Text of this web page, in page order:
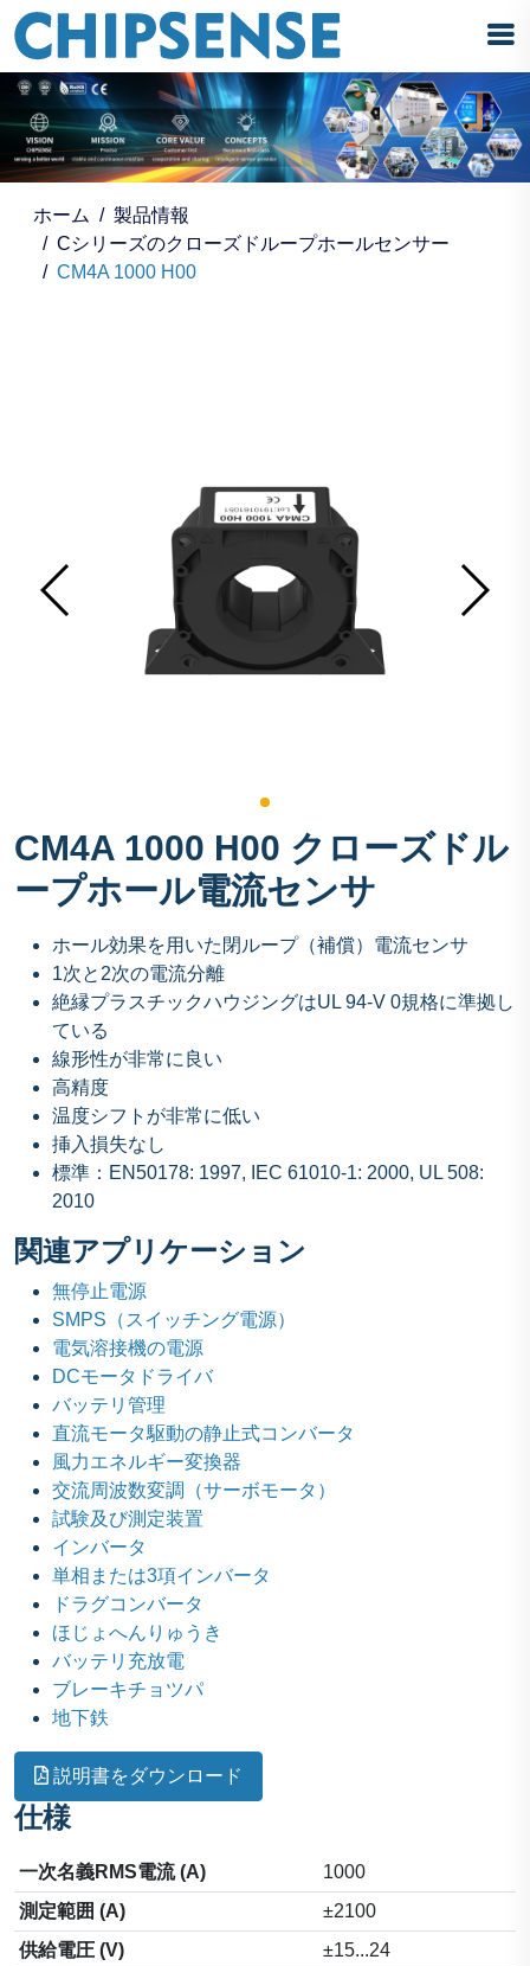
ホーム
製品情報
Cシリーズのクローズドループホールセンサー
CM4A 1000 H00
CM4A 1000 H00 クローズドル
ープホール電流センサ
ホール効果を用いた閉ループ（補償）電流センサ
1次と2次の電流分離
絶縁プラスチックハウジングはUL 94-V 0規格に準拠し
ている
線形性が非常に良い
高精度
温度シフトが非常に低い
挿入損失なし
標準：EN50178: 1997, IEC 61010-1: 2000, UL 508:
2010
関連アプリケーション
無停止電源
SMPS（スイッチング電源）
電気溶接機の電源
DCモータドライバ
バッテリ管理
直流モータ駆動の静止式コンバータ
風力エネルギー変換器
交流周波数変調（サーボモータ）
試験及び測定装置
インバータ
単相または3項インバータ
ドラグコンバータ
ほじょへんりゅうき
バッテリ充放電
ブレーキチョツパ
地下鉄
説明書をダウンロード
仕様
一次名義RMS電流 (A)
1000
測定範囲 (A)
±2100
供給電圧 (V)
±15...24